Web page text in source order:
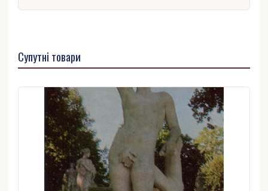
Супутні товари